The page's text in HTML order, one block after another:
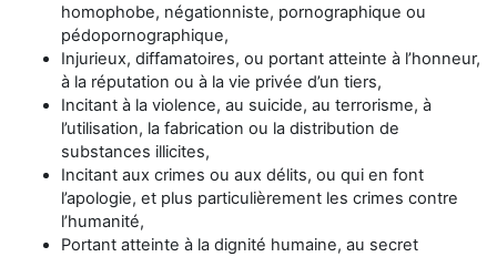
homophobe, négationniste, pornographique ou
pédopornographique,
Injurieux, diffamatoires, ou portant atteinte à l’honneur,
à la réputation ou à la vie privée d’un tiers,
Incitant à la violence, au suicide, au terrorisme, à
l’utilisation, la fabrication ou la distribution de
substances illicites,
Incitant aux crimes ou aux délits, ou qui en font
l’apologie, et plus particulièrement les crimes contre
l’humanité,
Portant atteinte à la dignité humaine, au secret